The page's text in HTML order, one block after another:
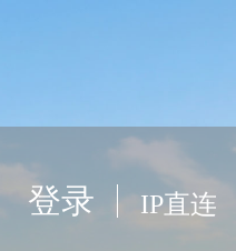
登录 IP直连